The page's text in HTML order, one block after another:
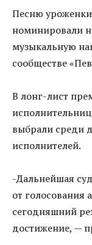
Песню
номинировали
музыкальную
сообществе
В лонг-лист
выбрали среди
исполнителей.
-Дальнейшая
от голосования
сегодняшний
достижение, —